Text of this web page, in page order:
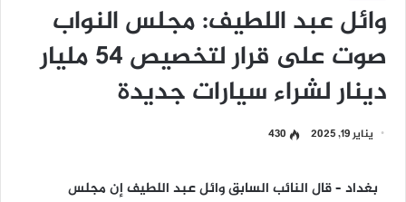
وائل عبد اللطيف: مجلس النواب
صوت على قرار لتخصيص 54 مليار
دينار لشراء سيارات جديدة
يناير 19, 2025 430
بغداد – قال النائب السابق وائل عبد اللطيف إن مجلس